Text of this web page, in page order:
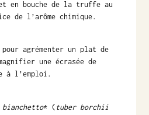
en bouche de la truffe au
de l’arôme chimique.
agrémenter un plat de
une écrasée de
à l’emploi.
bianchetto* ( tuber borchii